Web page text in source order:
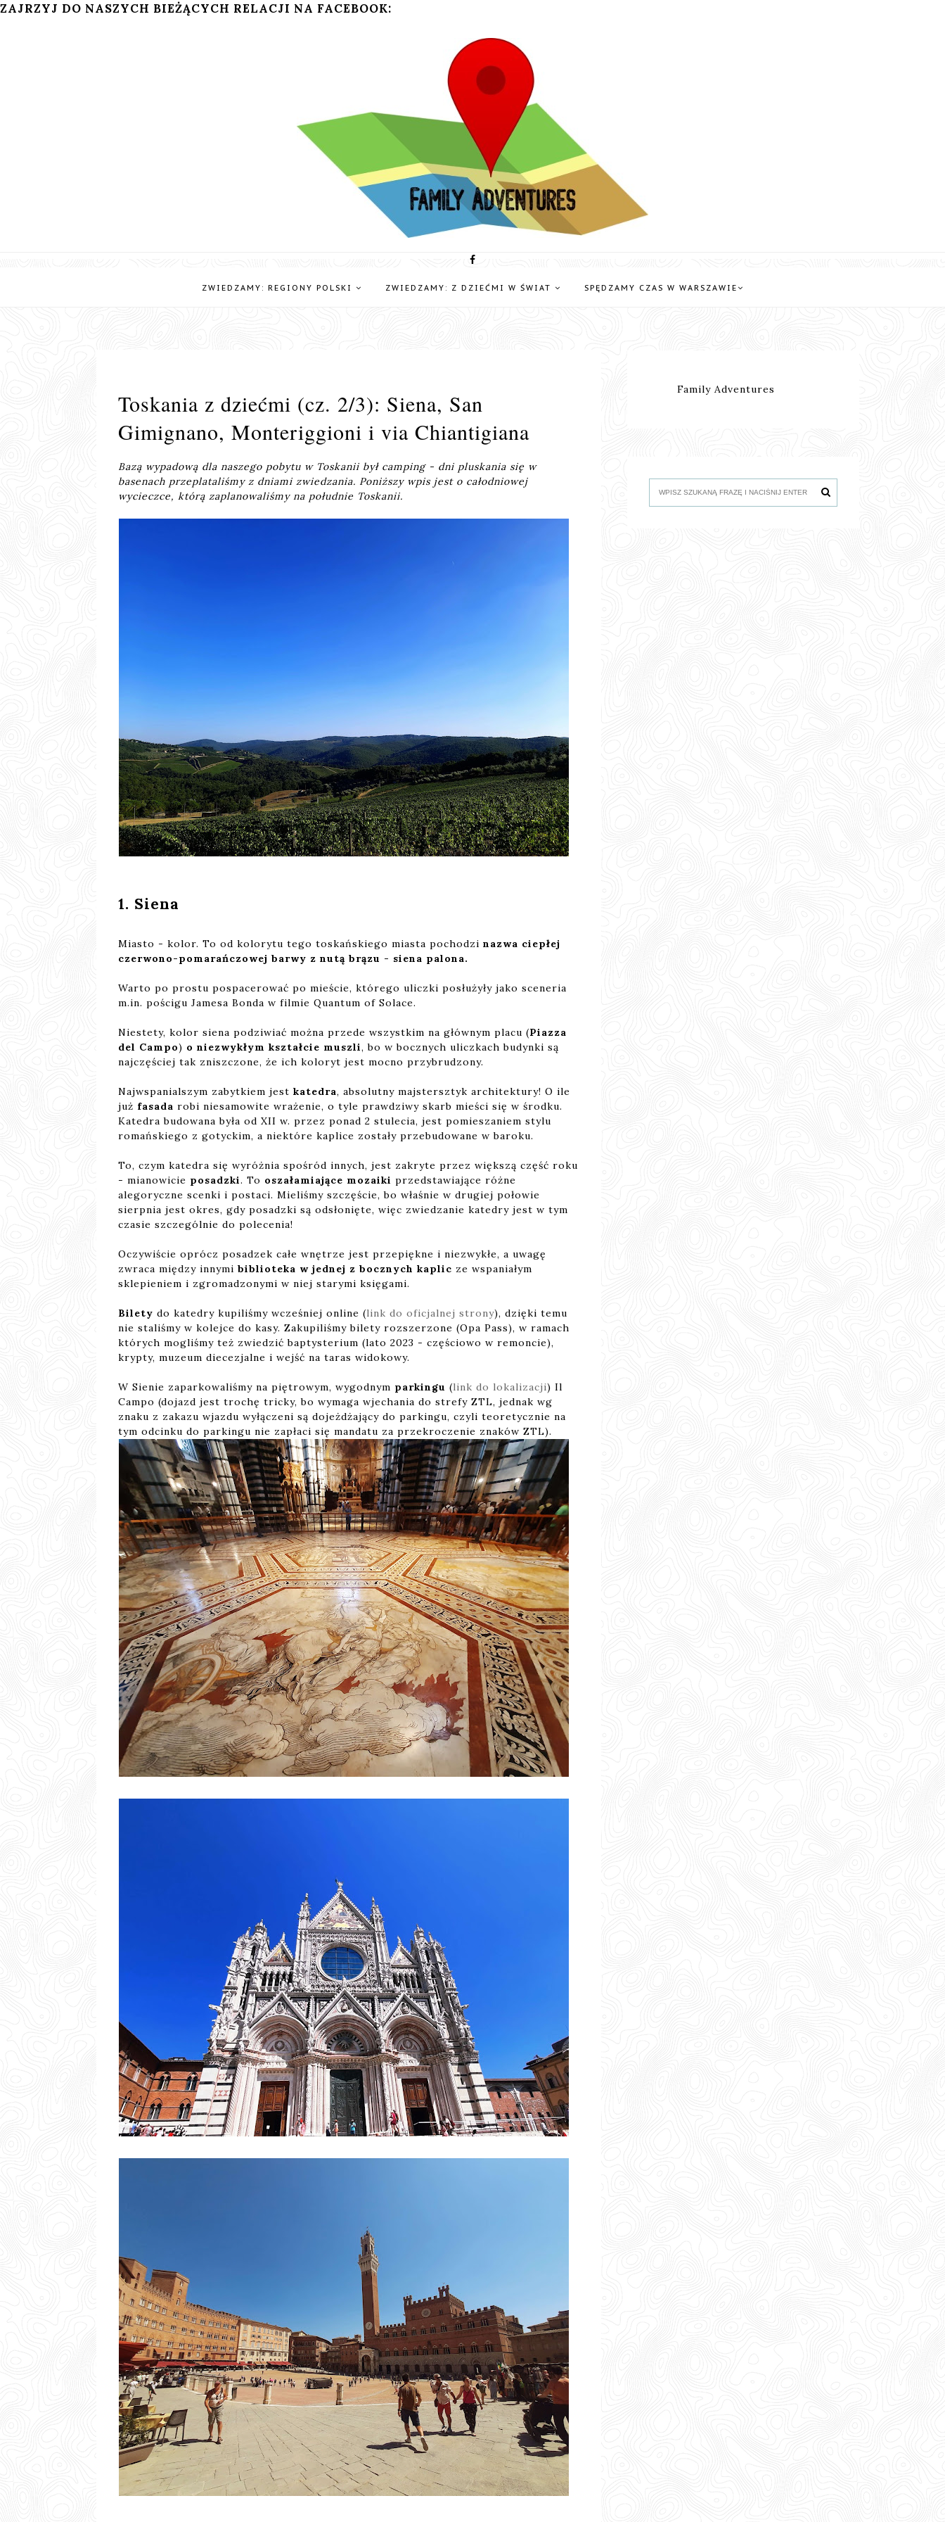
ZAJRZYJ DO NASZYCH BIEŻĄCYCH RELACJI NA FACEBOOK:
ZWIEDZAMY: REGIONY POLSKI ZWIEDZAMY: Z DZIEĆMI W ŚWIAT SPĘDZAMY CZAS W WARSZAWIE
Toskania z dziećmi (cz. 2/3): Siena, San
Gimignano, Monteriggioni i via Chiantigiana
Bazą wypadową dla naszego pobytu w Toskanii był camping - dni pluskania się w
basenach przeplataliśmy z dniami zwiedzania. Poniższy wpis jest o całodniowej
wycieczce, którą zaplanowaliśmy na południe Toskanii.
1. Siena
Miasto - kolor. To od kolorytu tego toskańskiego miasta pochodzi nazwa ciepłej
czerwono-pomarańczowej barwy z nutą brązu - siena palona.
Warto po prostu pospacerować po mieście, którego uliczki posłużyły jako sceneria
m.in. pościgu Jamesa Bonda w filmie Quantum of Solace.
Niestety, kolor siena podziwiać można przede wszystkim na głównym placu (Piazza
del Campo) o niezwykłym kształcie muszli, bo w bocznych uliczkach budynki są
najczęściej tak zniszczone, że ich koloryt jest mocno przybrudzony.
Najwspanialszym zabytkiem jest katedra, absolutny majstersztyk architektury! O ile
już fasada robi niesamowite wrażenie, o tyle prawdziwy skarb mieści się w środku.
Katedra budowana była od XII w. przez ponad 2 stulecia, jest pomieszaniem stylu
romańskiego z gotyckim, a niektóre kaplice zostały przebudowane w baroku.
To, czym katedra się wyróżnia spośród innych, jest zakryte przez większą część roku
- mianowicie posadzki. To oszałamiające mozaiki przedstawiające różne
alegoryczne scenki i postaci. Mieliśmy szczęście, bo właśnie w drugiej połowie
sierpnia jest okres, gdy posadzki są odsłonięte, więc zwiedzanie katedry jest w tym
czasie szczególnie do polecenia!
Oczywiście oprócz posadzek całe wnętrze jest przepiękne i niezwykłe, a uwagę
zwraca między innymi biblioteka w jednej z bocznych kaplic ze wspaniałym
sklepieniem i zgromadzonymi w niej starymi księgami.
Bilety do katedry kupiliśmy wcześniej online (link do oficjalnej strony), dzięki temu
nie staliśmy w kolejce do kasy. Zakupiliśmy bilety rozszerzone (Opa Pass), w ramach
których mogliśmy też zwiedzić baptysterium (lato 2023 - częściowo w remoncie),
krypty, muzeum diecezjalne i wejść na taras widokowy.
W Sienie zaparkowaliśmy na piętrowym, wygodnym parkingu (link do lokalizacji) Il
Campo (dojazd jest trochę tricky, bo wymaga wjechania do strefy ZTL, jednak wg
znaku z zakazu wjazdu wyłączeni są dojeżdżający do parkingu, czyli teoretycznie na
tym odcinku do parkingu nie zapłaci się mandatu za przekroczenie znaków ZTL).
Family Adventures